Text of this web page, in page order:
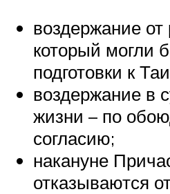
воздержание от
который могли
подготовки к
воздержание в
жизни – по
согласию;
накануне
отказываются